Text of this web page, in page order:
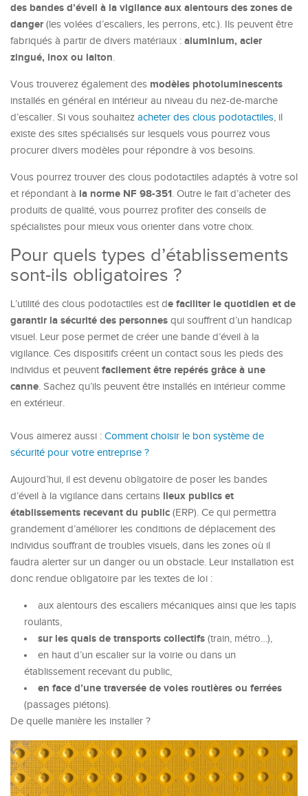
des bandes d’éveil à la vigilance aux alentours des zones de
danger(les volées d’escaliers, les perrons, etc.). Ils peuvent être
fabriqués à partir de divers matériaux : aluminium, acier
zingué, inox ou laiton.
Vous trouverez également des modèles photoluminescents
installés en général en intérieur au niveau du nez-de-marche
d’escalier. Si vous souhaitez acheter des clous podotactiles, il
existe des sites spécialisés sur lesquels vous pourrez vous
procurer divers modèles pour répondre à vos besoins.
Vous pourrez trouver des clous podotactiles adaptés à votre sol
et répondant à la norme NF 98-351. Outre le fait d’acheter des
produits de qualité, vous pourrez profiter des conseils de
spécialistes pour mieux vous orienter dans votre choix.
Pour quels types d’établissements
sont-ils obligatoires ?
L’utilité des clous podotactiles est de faciliter le quotidien et de
garantir la sécurité des personnes qui souffrent d’un handicap
visuel. Leur pose permet de créer une bande d’éveil à la
vigilance. Ces dispositifs créent un contact sous les pieds des
individus et peuvent facilement être repérés grâce à une
canne. Sachez qu’ils peuvent être installés en intérieur comme
en extérieur.
Vous aimerez aussi : Comment choisir le bon système de
sécurité pour votre entreprise ?
Aujourd’hui, il est devenu obligatoire de poser les bandes
d’éveil à la vigilance dans certains lieux publics et
établissements recevant du public (ERP). Ce qui permettra
grandement d’améliorer les conditions de déplacement des
individus souffrant de troubles visuels, dans les zones où il
faudra alerter sur un danger ou un obstacle. Leur installation est
donc rendue obligatoire par les textes de loi :
aux alentours des escaliers mécaniques ainsi que les tapis
roulants,
sur les quais de transports collectifs (train, métro…),
en haut d’un escalier sur la voirie ou dans un
établissement recevant du public,
en face d’une traversée de voies routières ou ferrées
(passages piétons).
De quelle manière les installer ?